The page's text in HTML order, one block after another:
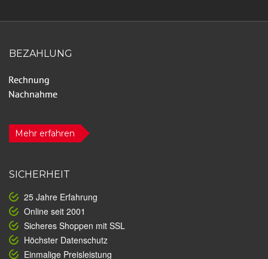
BEZAHLUNG
Mehr erfahren
SICHERHEIT
25 Jahre Erfahrung
Online seit 2001
Sicheres Shoppen mit SSL
Höchster Datenschutz
Einmalige Preisleistung